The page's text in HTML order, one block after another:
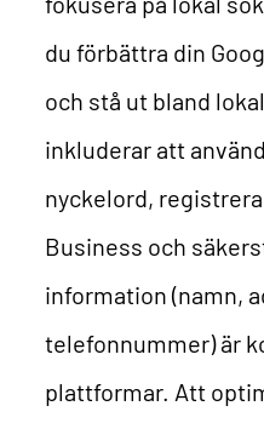
du förbättra din
och stå ut bland
inkluderar att
nyckelord,
Business och
information (namn,
telefonnummer) är
plattformar. Att